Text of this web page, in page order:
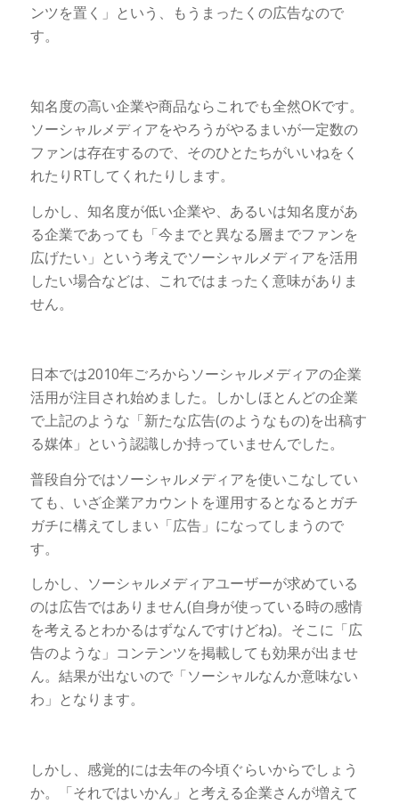
ンツを置く」という、もうまったくの広告なので
す。
知名度の高い企業や商品ならこれでも全然OKです。
ソーシャルメディアをやろうがやるまいが一定数の
ファンは存在するので、そのひとたちがいいねをく
れたりRTしてくれたりします。
しかし、知名度が低い企業や、あるいは知名度があ
る企業であっても「今までと異なる層までファンを
広げたい」という考えでソーシャルメディアを活用
したい場合などは、これではまったく意味がありま
せん。
日本では2010年ごろからソーシャルメディアの企業
活用が注目され始めました。しかしほとんどの企業
で上記のような「新たな広告(のようなもの)を出稿す
る媒体」という認識しか持っていませんでした。
普段自分ではソーシャルメディアを使いこなしてい
ても、いざ企業アカウントを運用するとなるとガチ
ガチに構えてしまい「広告」になってしまうので
す。
しかし、ソーシャルメディアユーザーが求めている
のは広告ではありません(自身が使っている時の感情
を考えるとわかるはずなんですけどね)。そこに「広
告のような」コンテンツを掲載しても効果が出ませ
ん。結果が出ないので「ソーシャルなんか意味ない
わ」となります。
しかし、感覚的には去年の今頃ぐらいからでしょう
か。「それではいかん」と考える企業さんが増えて